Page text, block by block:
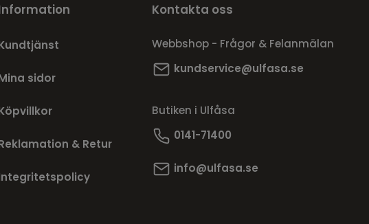
sidor
& Retur
Kontakta oss
Webbshop - Frågor & Felanmälan
kundservice@ulfasa.se
Butiken i Ulfåsa
0141-71400
info@ulfasa.se